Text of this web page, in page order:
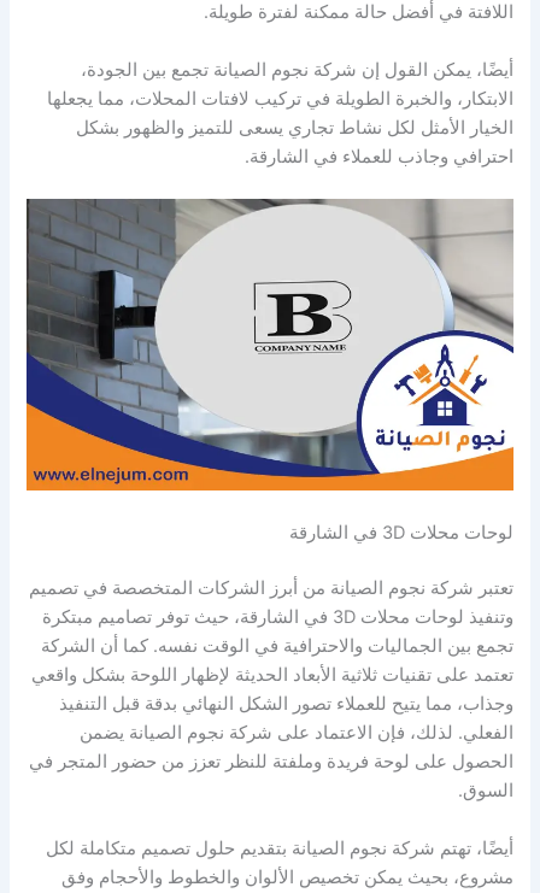
اللافتة في أفضل حالة ممكنة لفترة طويلة.
أيضًا، يمكن القول إن شركة نجوم الصيانة تجمع بين الجودة،
الابتكار، والخبرة الطويلة في تركيب لافتات المحلات، مما يجعلها
الخيار الأمثل لكل نشاط تجاري يسعى للتميز والظهور بشكل
احترافي وجاذب للعملاء في الشارقة.
لوحات محلات 3D في الشارقة
تعتبر شركة نجوم الصيانة من أبرز الشركات المتخصصة في تصميم
وتنفيذ لوحات محلات 3D في الشارقة، حيث توفر تصاميم مبتكرة
تجمع بين الجماليات والاحترافية في الوقت نفسه. كما أن الشركة
تعتمد على تقنيات ثلاثية الأبعاد الحديثة لإظهار اللوحة بشكل واقعي
وجذاب، مما يتيح للعملاء تصور الشكل النهائي بدقة قبل التنفيذ
الفعلي. لذلك، فإن الاعتماد على شركة نجوم الصيانة يضمن
الحصول على لوحة فريدة وملفتة للنظر تعزز من حضور المتجر في
السوق.
أيضًا، تهتم شركة نجوم الصيانة بتقديم حلول تصميم متكاملة لكل
مشروع، بحيث يمكن تخصيص الألوان والخطوط والأحجام وفق